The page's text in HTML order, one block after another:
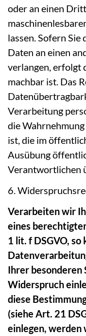
oder an einen
lassen. Sofern
Daten an einen
verlangen, erfolgt
machbar ist. Das
Verarbeitung
die
ist, die im
Ausübung
Verantwortlichen
6.
Verarbeiten wir
eines
1 lit. f DSGVO, so
Ihrer besonderen
Widerspruch
diese
(siehe Art. 21
einlegen,